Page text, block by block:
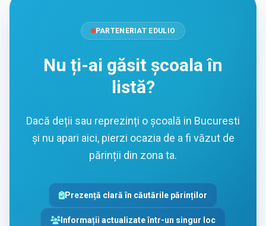
PARTENERIAT EDULIO
Nu ți-ai găsit școala în
listă?
Dacă deții sau reprezinți o școală in Bucuresti
și nu apari aici, pierzi ocazia de a fi văzut de
părinții din zona ta.
Prezență clară în căutările părinților
Informații actualizate într-un singur loc